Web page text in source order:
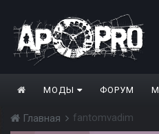
МОДЫ ФОРУМ
Главная fantomvadim